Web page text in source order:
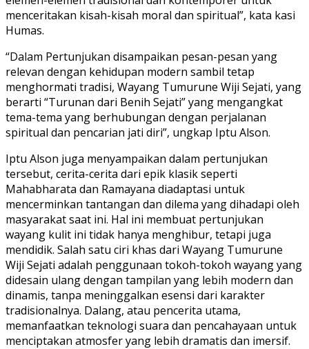
menceritakan kisah-kisah moral dan spiritual”, kata kasi
Humas.
“Dalam Pertunjukan disampaikan pesan-pesan yang
relevan dengan kehidupan modern sambil tetap
menghormati tradisi, Wayang Tumurune Wiji Sejati, yang
berarti “Turunan dari Benih Sejati” yang mengangkat
tema-tema yang berhubungan dengan perjalanan
spiritual dan pencarian jati diri”, ungkap Iptu Alson.
Iptu Alson juga menyampaikan dalam pertunjukan
tersebut, cerita-cerita dari epik klasik seperti
Mahabharata dan Ramayana diadaptasi untuk
mencerminkan tantangan dan dilema yang dihadapi oleh
masyarakat saat ini. Hal ini membuat pertunjukan
wayang kulit ini tidak hanya menghibur, tetapi juga
mendidik. Salah satu ciri khas dari Wayang Tumurune
Wiji Sejati adalah penggunaan tokoh-tokoh wayang yang
didesain ulang dengan tampilan yang lebih modern dan
dinamis, tanpa meninggalkan esensi dari karakter
tradisionalnya. Dalang, atau pencerita utama,
memanfaatkan teknologi suara dan pencahayaan untuk
menciptakan atmosfer yang lebih dramatis dan imersif.